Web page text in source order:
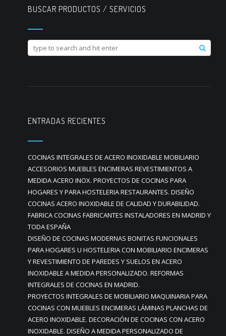
BUSCAR PRODUCTOS / SERVICIOS
ENTRADAS RECIENTES
COCINAS INTEGRALES DE ACERO INOXIDABLE MOBILIARIO
ACCESORIOS MUEBLES ENCIMERAS REVESTIMIENTOS A
MEDIDA ACERO INOX. PROYECTOS DE COCINAS PARA
HOGARES Y PARA HOSTELERIA RESTAURANTES. DISEÑO
COCINAS ACERO INOXIDABLE DE CALIDAD Y DURABILIDAD.
FABRICA COCINAS FABRICANTES INSTALADORES EN MADRID Y
TODA ESPAÑA
DISEÑO DE COCINAS MODERNAS BONITAS FUNCIONALES
PARA HOGARES U HOSTELERIA CON MOBILIARIO ENCIMERAS
Y REVESTIMIENTO DE PAREDES Y SUELOS EN ACERO
INOXIDABLE A MEDIDA PERSONALIZADO. REFORMAS
INTEGRALES DE COCINAS EN MADRID.
PROYECTOS INTEGRALES DE MOBILIARIO MAQUINARIA PARA
COCINAS CON MUEBLES ENCIMERAS LÁMINAS PLANCHAS DE
ACERO INOXIDABLE. DECORACIÓN DE COCINAS CON ACERO
INOXIDABLE. DISEÑO A MEDIDA PERSONALIZADO DE